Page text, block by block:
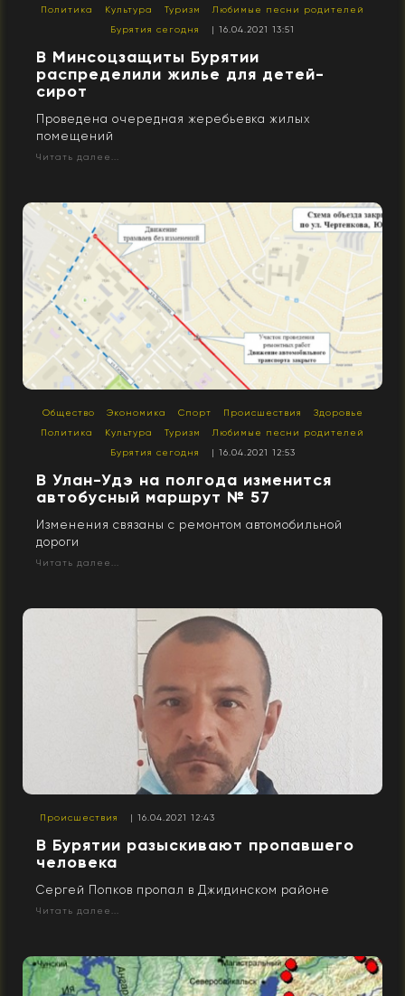
Политика
Культура Туризм
Любимые песни родителей
Бурятия сегодня
| 16.04.2021 13:51
В Минсоцзащиты Бурятии
распределили жилье для детей-
сирот
Проведена очередная жеребьевка жилых
помещений
Читать далее...
Общество Экономика Спорт Происшествия
Здоровье
Политика
Культура Туризм
Любимые песни родителей
Бурятия сегодня
| 16.04.2021 12:53
В Улан-Удэ на полгода изменится
автобусный маршрут № 57
Изменения связаны с ремонтом автомобильной
дороги
Читать далее...
Происшествия | 16.04.2021 12:43
В Бурятии разыскивают пропавшего
человека
Сергей Попков пропал в Джидинском районе
Читать далее...